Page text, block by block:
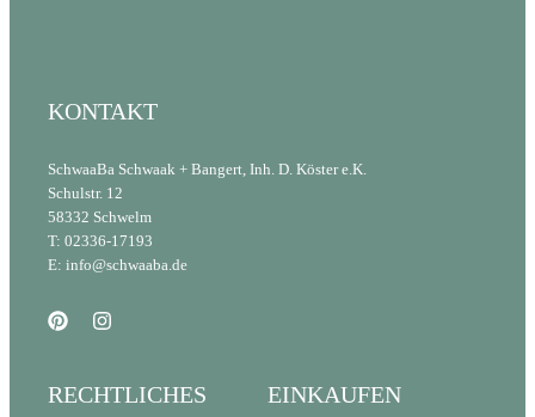
KONTAKT
SchwaaBa Schwaak + Bangert, Inh. D. Köster e.K.
Schulstr. 12
58332 Schwelm
T: 02336-17193
E: info@schwaaba.de
RECHTLICHES EINKAUFEN